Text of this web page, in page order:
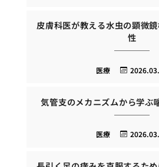
皮膚科医が教える水虫の顕微
性
医療
気管支のメカニズムから学ぶ
医療